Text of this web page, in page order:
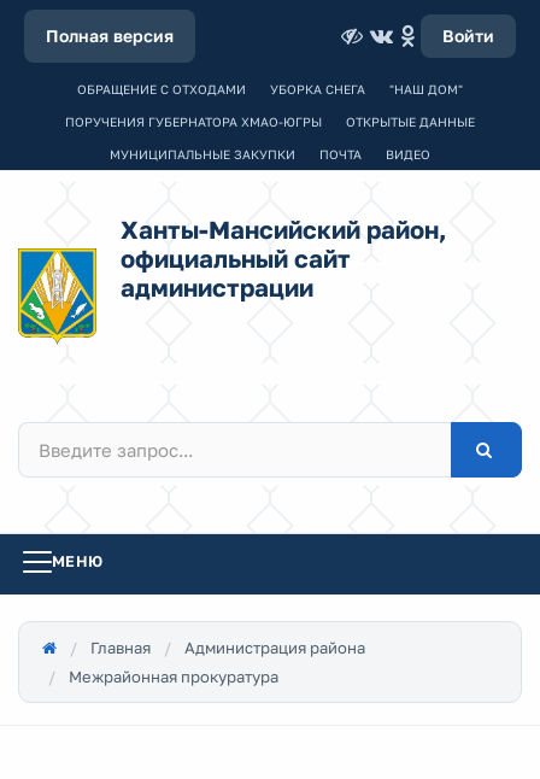
Полная версия Войти
ОБРАЩЕНИЕ С ОТХОДАМИ УБОРКА СНЕГА "НАШ ДОМ"
ПОРУЧЕНИЯ ГУБЕРНАТОРА ХМАО-ЮГРЫ ОТКРЫТЫЕ ДАННЫЕ
МУНИЦИПАЛЬНЫЕ ЗАКУПКИ ПОЧТА ВИДЕО
Ханты-Мансийский район,
официальный сайт
администрации
МЕНЮ
Главная
Администрация района
Межрайонная прокуратура